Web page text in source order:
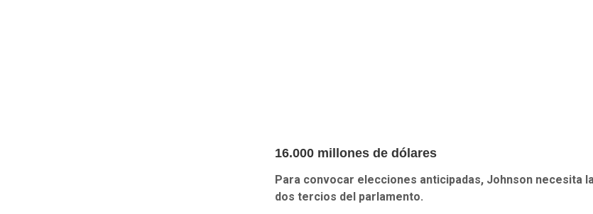
16.000 millones de dólares
Para convocar elecciones anticipadas, Johnson necesita
dos tercios del parlamento.